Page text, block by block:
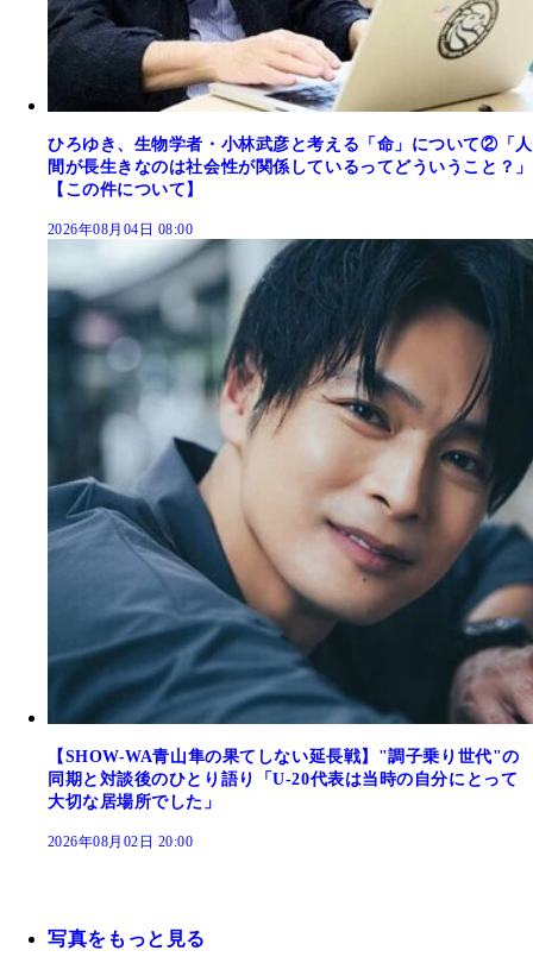
ひろゆき、生物学者・小林武彦と考える「命」について②「人
間が長生きなのは社会性が関係しているってどういうこと？」
【この件について】
2026年08月04日 08:00
【SHOW-WA青山隼の果てしない延長戦】"調子乗り世代"の
同期と対談後のひとり語り「U-20代表は当時の自分にとって
大切な居場所でした」
2026年08月02日 20:00
写真をもっと見る